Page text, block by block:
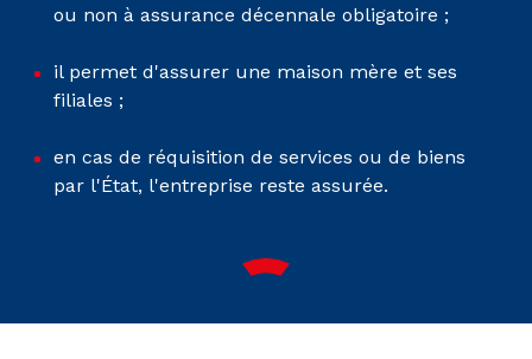
ou non à assurance décennale obligatoire ;
il permet d'assurer une maison mère et ses
filiales ;
en cas de réquisition de services ou de biens
par l'État, l'entreprise reste assurée.